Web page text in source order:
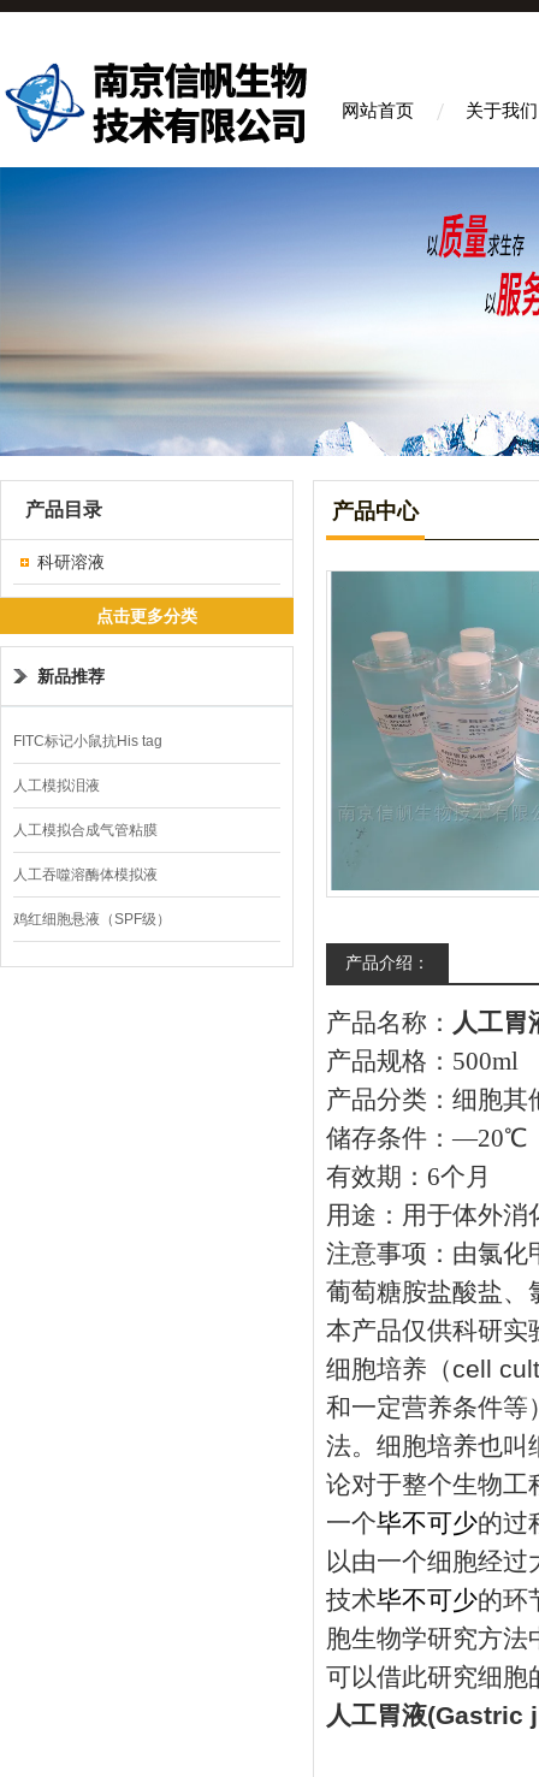
网站首页 关于我们
产品目录
科研溶液
点击更多分类
新品推荐
FITC标记小鼠抗His tag
人工模拟泪液
人工模拟合成气管粘膜
人工吞噬溶酶体模拟液
鸡红细胞悬液（SPF级）
产品中心
产品介绍：
产品名称： 人工胃
产品规格：500ml
产品分类：细胞其
储存条件：—20℃
有效期：6个月
用途：用于体外消
注意事项： 由氯化
葡萄糖胺盐酸盐、
本产品仅供科研实
细胞培养（cell
和一定营养条件等
法。细胞培养也叫
论对于整个生物工
一个毕不可少的过
以由一个细胞经
技术毕不可少的环
胞生物学研究方
可以借此研究细胞
人工胃液(Gastric